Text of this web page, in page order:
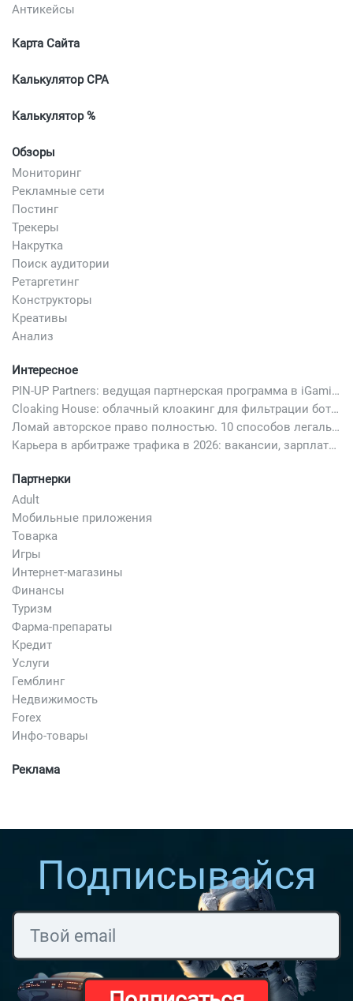
Антикейсы
Карта Сайта
Калькулятор CPA
Калькулятор %
Обзоры
Мониторинг
Рекламные сети
Постинг
Трекеры
Накрутка
Поиск аудитории
Ретаргетинг
Конструкторы
Креативы
Анализ
Интересное
PIN-UP Partners: ведущая партнерская программа в iGaming
Cloaking House: облачный клоакинг для фильтрации ботов FB и Google Ads — гайд PHP-интеграции 2026
Ломай авторское право полностью. 10 способов легально добавить любимый трек в свой креатив
Карьера в арбитраже трафика в 2026: вакансии, зарплаты и как начать
Партнерки
Adult
Мобильные приложения
Товарка
Игры
Интернет-магазины
Финансы
Туризм
Фарма-препараты
Кредит
Услуги
Гемблинг
Недвижимость
Forex
Инфо-товары
Реклама
Подписывайся